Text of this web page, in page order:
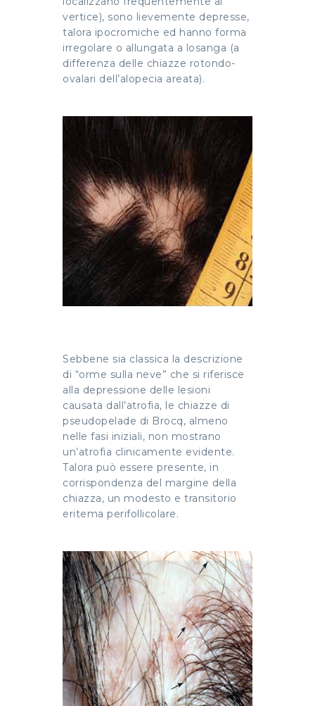
vertice), sono lievemente depresse,
talora ipocromiche ed hanno forma
irregolare o allungata a losanga (a
differenza delle chiazze rotondo-
ovalari dell’alopecia areata).
Sebbene sia classica la descrizione
di “orme sulla neve” che si riferisce
alla depressione delle lesioni
causata dall’atrofia, le chiazze di
pseudopelade di Brocq, almeno
nelle fasi iniziali, non mostrano
un’atrofia clinicamente evidente.
Talora può essere presente, in
corrispondenza del margine della
chiazza, un modesto e transitorio
eritema perifollicolare.